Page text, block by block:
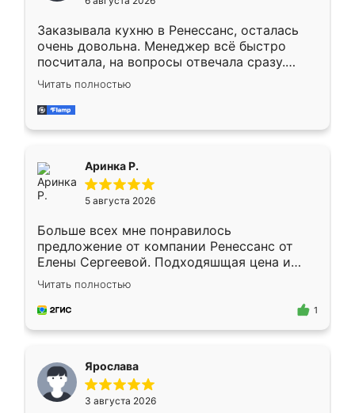
мебели буду заказывать только здесь.
Заказывала кухню в Ренессанс, осталась
очень довольна. Менеджер всё быстро
посчитала, на вопросы отвечала сразу.
Замерщик приехал в субботу, подошёл к
делу со всей ответственностью. Собрали
за день, ребята работали аккуратно, даже
Читать полностью
Аринка Р.
5 августа 2026
Больше всех мне понравилось
предложение от компании Ренессанс от
Елены Сергеевой. Подходяшщая цена и
короткие сроки изготовления. Приехавший
для замера сотрудник Владислав
предложил по моему эскизу самый
Читать полностью
1
Ярослава
3 августа 2026